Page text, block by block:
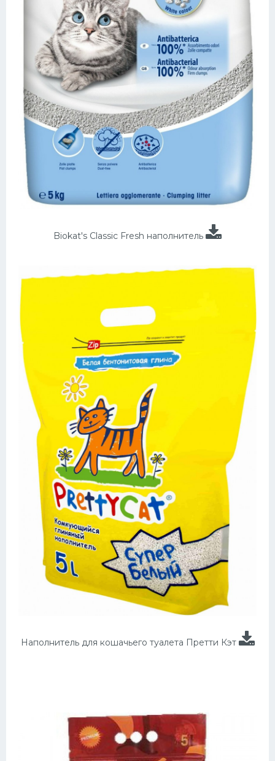
Biokat's Classic Fresh наполнитель
Наполнитель для кошачьего туалета Претти Кэт